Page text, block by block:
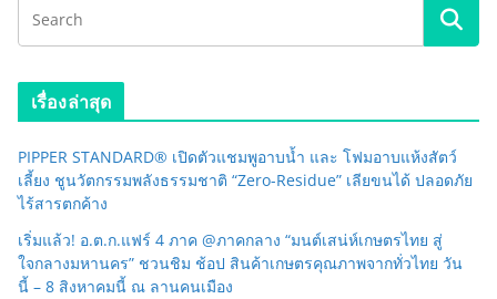
เรื่องล่าสุด
PIPPER STANDARD® เปิดตัวแชมพูอาบน้ำ และ โฟมอาบแห้งสัตว์
เลี้ยง ชูนวัตกรรมพลังธรรมชาติ “Zero-Residue” เลียขนได้ ปลอดภัย
ไร้สารตกค้าง
เริ่มแล้ว! อ.ต.ก.แฟร์ 4 ภาค @ภาคกลาง “มนต์เสน่ห์เกษตรไทย สู่
ใจกลางมหานคร” ชวนชิม ช้อป สินค้าเกษตรคุณภาพจากทั่วไทย วัน
นี้ – 8 สิงหาคมนี้ ณ ลานคนเมือง